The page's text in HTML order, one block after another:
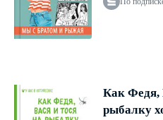
Как Федя,
рыбалку